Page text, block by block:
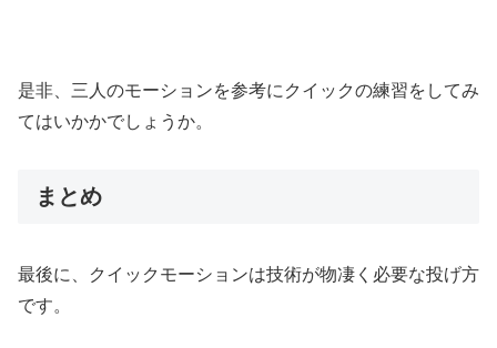
是非、三人のモーションを参考にクイックの練習をしてみ
てはいかかでしょうか。
まとめ
最後に、クイックモーションは技術が物凄く必要な投げ方
です。